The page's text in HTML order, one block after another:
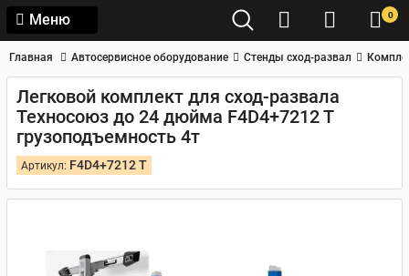
Меню 0
Главная Автосервисное оборудование Стенды сход-развал
Легковой комплект для сход-развала
Техносоюз до 24 дюйма F4D4+7212 T
грузоподъемность 4т
Артикул: F4D4+7212 T